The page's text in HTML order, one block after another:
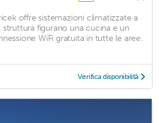
offre sistemazioni climatizzate a
struttura figurano una cucina e un
WiFi gratuita in tutte le aree.
Verifica disponibilità